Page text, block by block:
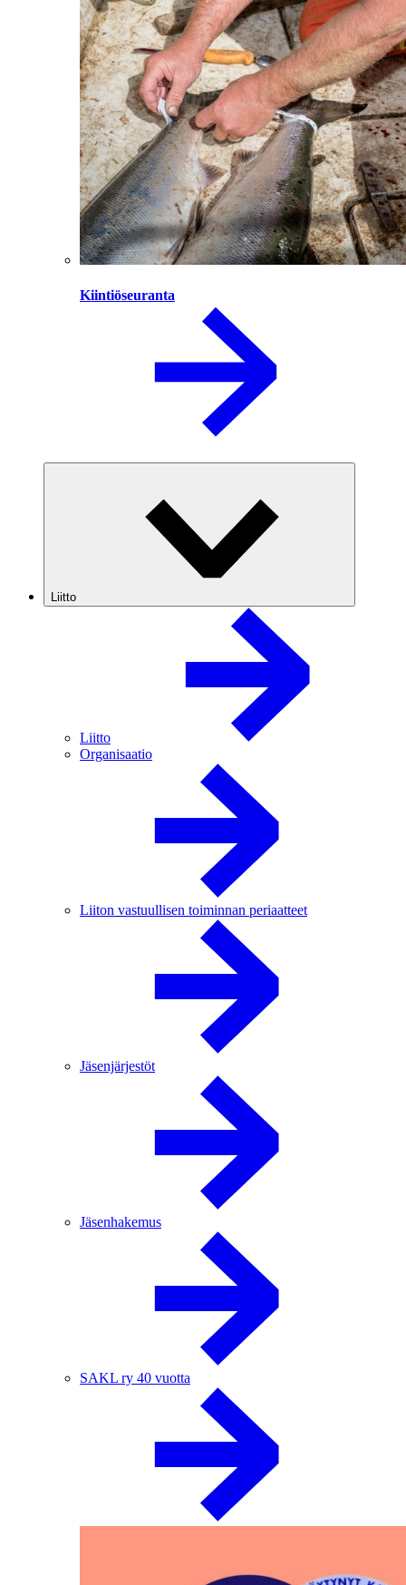
Kiintiöseuranta
Liitto
Liitto
Organisaatio
Liiton vastuullisen toiminnan periaatteet
Jäsenjärjestöt
Jäsenhakemus
SAKL ry 40 vuotta